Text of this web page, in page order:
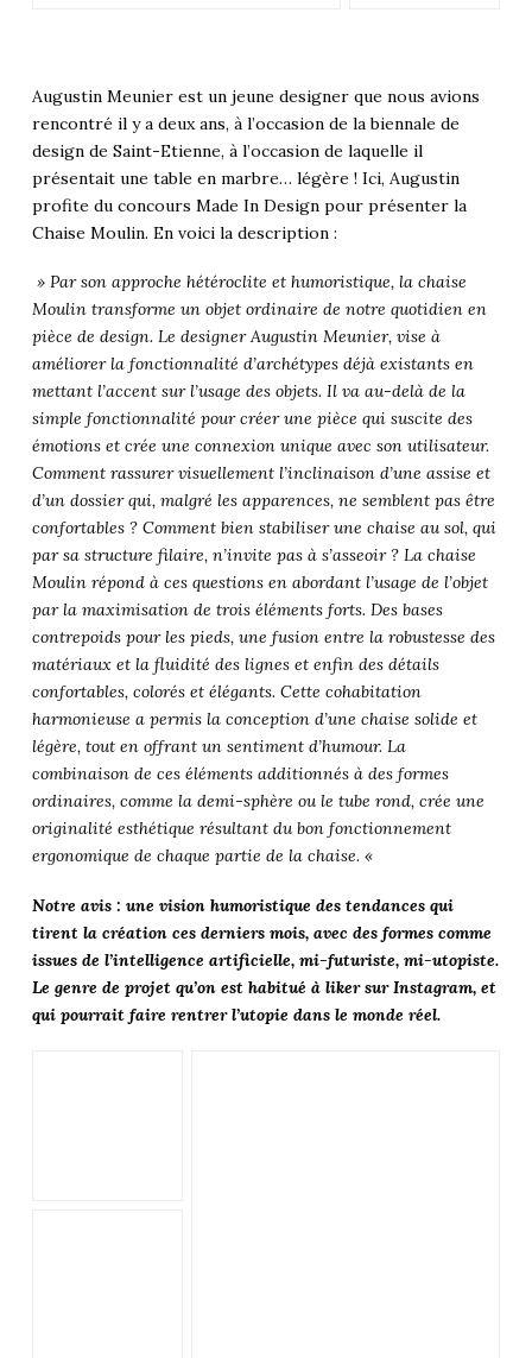
Augustin Meunier est un jeune designer que nous avions
rencontré il y a deux ans, à l’occasion de la biennale de
design de Saint-Etienne, à l’occasion de laquelle il
présentait une table en marbre… légère ! Ici, Augustin
profite du concours Made In Design pour présenter la
Chaise Moulin. En voici la description :
» Par son approche hétéroclite et humoristique, la chaise
Moulin transforme un objet ordinaire de notre quotidien en
pièce de design. Le designer Augustin Meunier, vise à
améliorer la fonctionnalité d’archétypes déjà existants en
mettant l’accent sur l’usage des objets. Il va au-delà de la
simple fonctionnalité pour créer une pièce qui suscite des
émotions et crée une connexion unique avec son utilisateur.
Comment rassurer visuellement l’inclinaison d’une assise et
d’un dossier qui, malgré les apparences, ne semblent pas être
confortables ? Comment bien stabiliser une chaise au sol, qui
par sa structure filaire, n’invite pas à s’asseoir ? La chaise
Moulin répond à ces questions en abordant l’usage de l’objet
par la maximisation de trois éléments forts. Des bases
contrepoids pour les pieds, une fusion entre la robustesse des
matériaux et la fluidité des lignes et enfin des détails
confortables, colorés et élégants. Cette cohabitation
harmonieuse a permis la conception d’une chaise solide et
légère, tout en offrant un sentiment d’humour. La
combinaison de ces éléments additionnés à des formes
ordinaires, comme la demi-sphère ou le tube rond, crée une
originalité esthétique résultant du bon fonctionnement
ergonomique de chaque partie de la chaise. «
Notre avis : une vision humoristique des tendances qui
tirent la création ces derniers mois, avec des formes comme
issues de l’intelligence artificielle, mi-futuriste, mi-utopiste.
Le genre de projet qu’on est habitué à liker sur Instagram, et
qui pourrait faire rentrer l’utopie dans le monde réel.